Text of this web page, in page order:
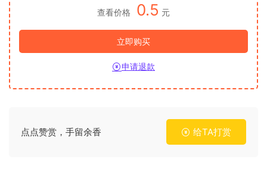
查看价格 0.5 元
立即购买
申请退款
点点赞赏，手留余香 给TA打赏